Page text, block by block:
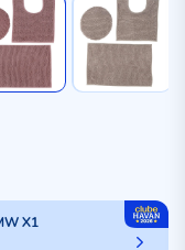
X1